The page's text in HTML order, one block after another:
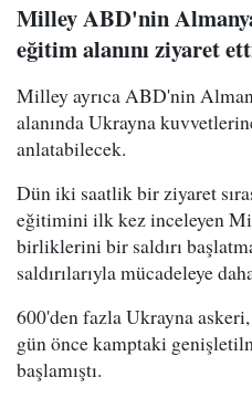
Milley ABD'nin
eğitim alanını ziyaret
Milley ayrıca ABD'nin
alanında Ukrayna
anlatabilecek.
Dün iki saatlik bir ziyaret
eğitimini ilk kez inceleyen
birliklerini bir saldırı
saldırılarıyla mücadeleye
600'den fazla Ukrayna
gün önce kamptaki
başlamıştı.